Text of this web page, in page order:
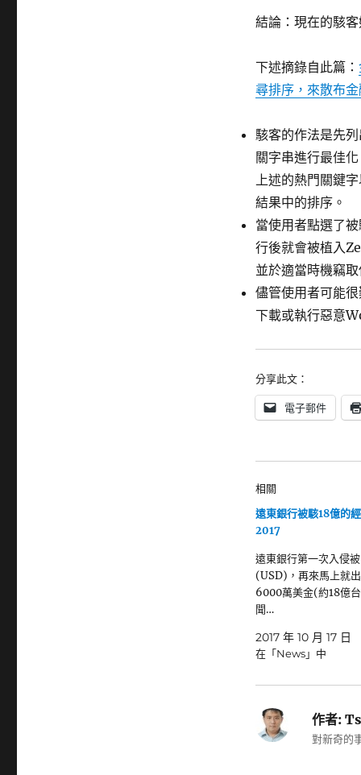
結論：現在的駭
下述摘錄自此篇：
尋排序，來散布
駭客的作法是先
關字串進行最佳
上述的熱門關鍵
結果中的排序。
當使用者點選了
行後就會被植入
並於適當時機竊
儘管使用者可能
下載或執行惡意
分享此文：
電子郵件
相關
遠東銀行被駭18億的
2017
遠東銀行第一次入侵
(USD)，再來馬上就
6000萬美金(約18億
聞…
2017 年 10 月 17 日
在「News」中
作者:
對新奇的